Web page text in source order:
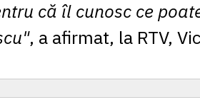
că îl cunosc ce
, a afirmat, la RTV,